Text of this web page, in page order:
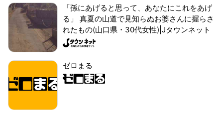
「孫にあげると思って、あなたにこれをあげ
る」 真夏の山道で見知らぬお婆さんに握らさ
れたもの(山口県・30代女性)|Jタウンネット
ゼロまる